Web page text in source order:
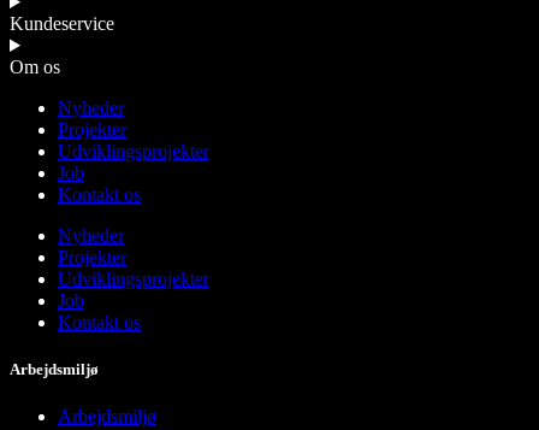
Kundeservice
Om os
Nyheder
Projekter
Udviklingsprojekter
Job
Kontakt os
Nyheder
Projekter
Udviklingsprojekter
Job
Kontakt os
Arbejdsmiljø
Arbejdsmiljø